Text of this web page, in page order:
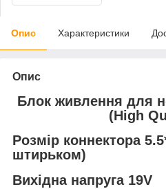
Опис Характеристики
Опис
Блок живлення для
(High
Розмір коннектора
штирьком)
Вихідна напруга 19V